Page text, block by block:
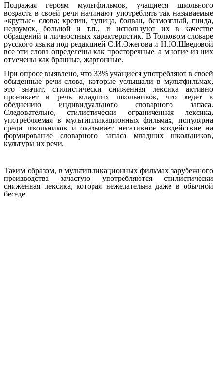
Подражая героям мультфильмов, учащиеся школьного
возраста в своей речи начинают употреблять так называемые
«крутые» слова: кретин, тупица, болван, безмозглый, гнида,
недоумок, больной и т.п., и используют их в качестве
обращений и личностных характеристик. В Толковом словаре
русского языка под редакцией С.И.Ожегова и Н.Ю.Шведовой
все эти слова определены как просторечные, а многие из них
отмечены как бранные, жаргонные.
При опросе выявлено, что 33% учащиеся употребляют в своей
обыденные речи слова, которые услышали в мультфильмах,
это значит, стилистически сниженная лексика активно
проникает в речь младших школьников, что ведет к
обеднению индивидуального словарного запаса.
Следовательно, стилистически ограниченная лексика,
употребляемая в мультипликационных фильмах, популярна
среди школьников и оказывает негативное воздействие на
формирование словарного запаса младших школьников,
культуры их речи.
Таким образом, в мультипликационных фильмах зарубежного
производства зачастую употребляются стилистически
сниженная лексика, которая нежелательна даже в обычной
беседе.